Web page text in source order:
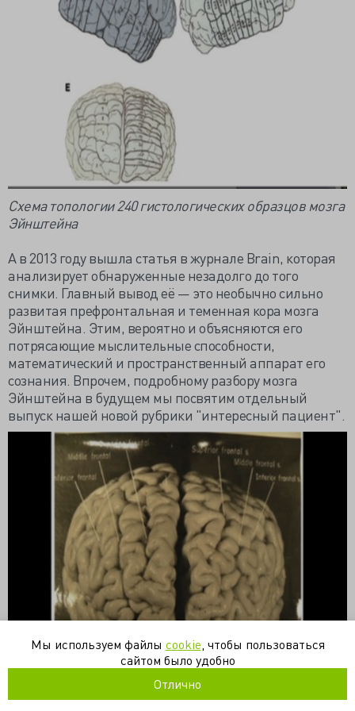
Схема топологии 240 гистологических образцов мозга
Эйнштейна
А в 2013 году вышла статья в журнале Brain, которая
анализирует обнаруженные незадолго до того
снимки. Главный вывод её — это необычно сильно
развитая префронтальная и теменная кора мозга
Эйнштейна. Этим, вероятно и объясняются его
потрясающие мыслительные способности,
математический и пространственный аппарат его
сознания. Впрочем, подробному разбору мозга
Эйнштейна в будущем мы посвятим отдельный
выпуск нашей новой рубрики "интересный пациент".
Блог истории медицины в LiveJournal
Мы используем файлы cookie , чтобы пользоваться
сайтом было удобно
Отлично